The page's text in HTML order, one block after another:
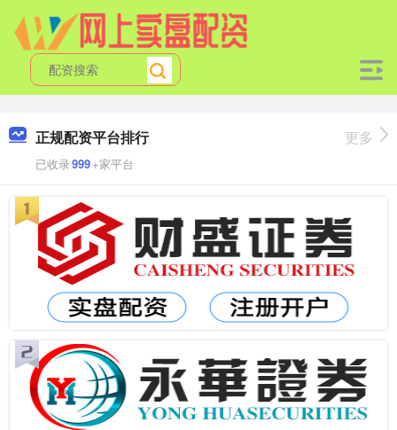
正规配资平台排行
已收录999+家平台
更多